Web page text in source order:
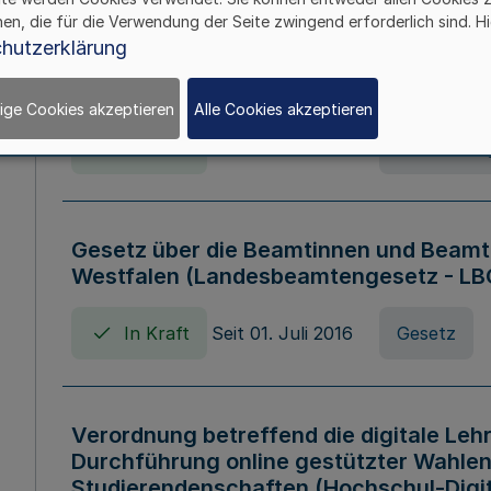
Verordnung über die
Nordrhein-Westfalen
Gesetz über die Beamtinnen und
Westfalen (Landesbeamtengesetz -
In Kraft Seit 01. Juli 2016 Gesetz
Verordnung betreffend die digitale
Durchführung online gestützter
die für die Verwendung der Seite zwingend erforderlich sind.
Cookies akzeptieren Alle Cookies akzeptieren